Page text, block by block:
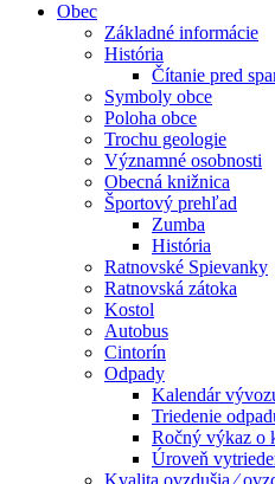
Obec
Základné informácie
História
Čítanie pred
Symboly obce
Poloha obce
Trochu geologie
Významné osobnosti
Obecná knižnica
Športový prehľad
Zumba
História
Ratnovské Spievanky
Ratnovská zátoka
Kostol
Autobus
Cintorín
Odpady
Kalendár
Triedenie
Ročný výkaz o
Úroveň
Kvalita ovzdušia ⁄